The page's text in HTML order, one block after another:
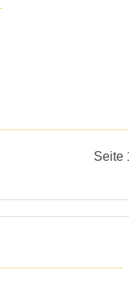
Seite